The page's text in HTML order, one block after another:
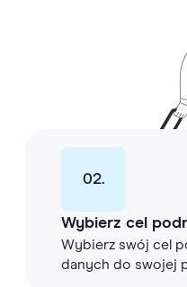
02.
Wybierz cel
Wybierz swój cel
danych do swojej